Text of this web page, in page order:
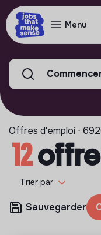
Menu
Offres d'emploi ⋅
12
Trier par
Sauvegarder